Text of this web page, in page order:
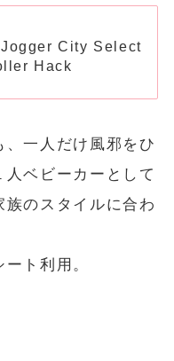
City Select
Hack
一人だけ風邪をひ
ベビーカーとして
のスタイルに合わ
ト利用。